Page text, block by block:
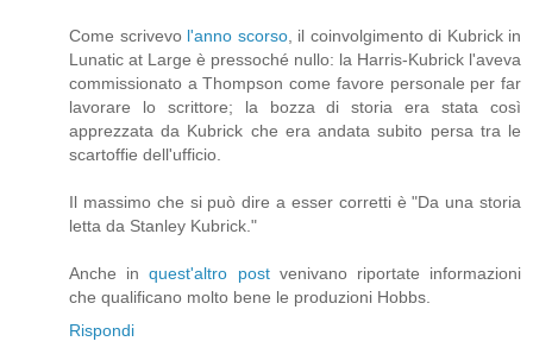
Come scrivevo l'anno scorso, il coinvolgimento di Kubrick in
Lunatic at Large è pressoché nullo: la Harris-Kubrick l'aveva
commissionato a Thompson come favore personale per far
lavorare lo scrittore; la bozza di storia era stata così
apprezzata da Kubrick che era andata subito persa tra le
scartoffie dell'ufficio.
Il massimo che si può dire a esser corretti è "Da una storia
letta da Stanley Kubrick."
Anche inquest'altro postvenivano riportate informazioni
che qualificano molto bene le produzioni Hobbs.
Rispondi